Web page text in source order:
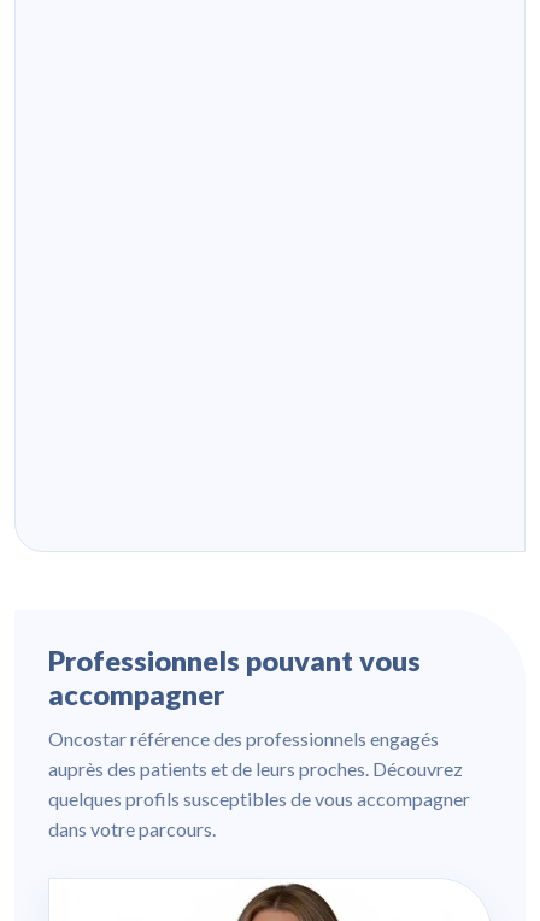
Professionnels pouvant vous
accompagner
Oncostar référence des professionnels engagés
auprès des patients et de leurs proches. Découvrez
quelques profils susceptibles de vous accompagner
dans votre parcours.